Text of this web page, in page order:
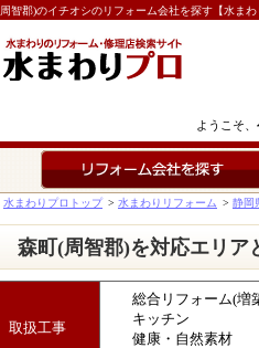
智郡)のイチオシのリフォーム会社を探す【水まわ
ようこそ、
水まわりプロトップ > 水まわりリフォーム > 静岡
森町(周智郡)を対応エリア
取扱工事
総合リフォーム(増
キッチン
健康・自然素材